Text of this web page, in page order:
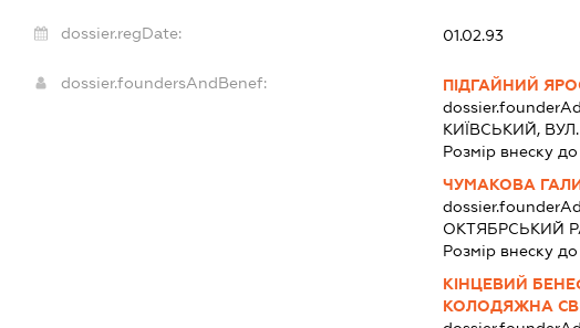
dossier.regDate: 01.02.93
dossier.foundersAndBenef:
ПІДГАЙНИЙ
КИЇВСЬКИЙ,
Розмір внеску
ЧУМАКОВА
ОКТЯБРСЬКИЙ
Розмір внеску
КІНЦЕВИЙ
КОЛОДЯЖНА